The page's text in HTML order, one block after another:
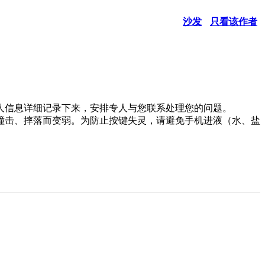
沙发 只看该作者
息详细记录下来，安排专人与您联系处理您的问题。
、摔落而变弱。为防止按键失灵，请避免手机进液（水、盐